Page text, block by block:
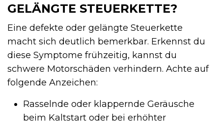
GELÄNGTE STEUERKETTE?
Eine defekte oder gelängte Steuerkette
macht sich deutlich bemerkbar. Erkennst du
diese Symptome frühzeitig, kannst du
schwere Motorschäden verhindern. Achte auf
folgende Anzeichen:
Rasselnde oder klappernde Geräusche
beim Kaltstart oder bei erhöhter